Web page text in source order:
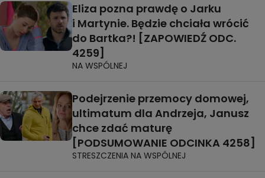
Eliza pozna prawdę o Jarku
i Martynie. Będzie chciała wrócić
do Bartka?! [ZAPOWIEDŹ ODC.
4259]
NA WSPÓLNEJ
Podejrzenie przemocy domowej,
ultimatum dla Andrzeja, Janusz
chce zdać maturę
[PODSUMOWANIE ODCINKA 4258]
STRESZCZENIA NA WSPÓLNEJ